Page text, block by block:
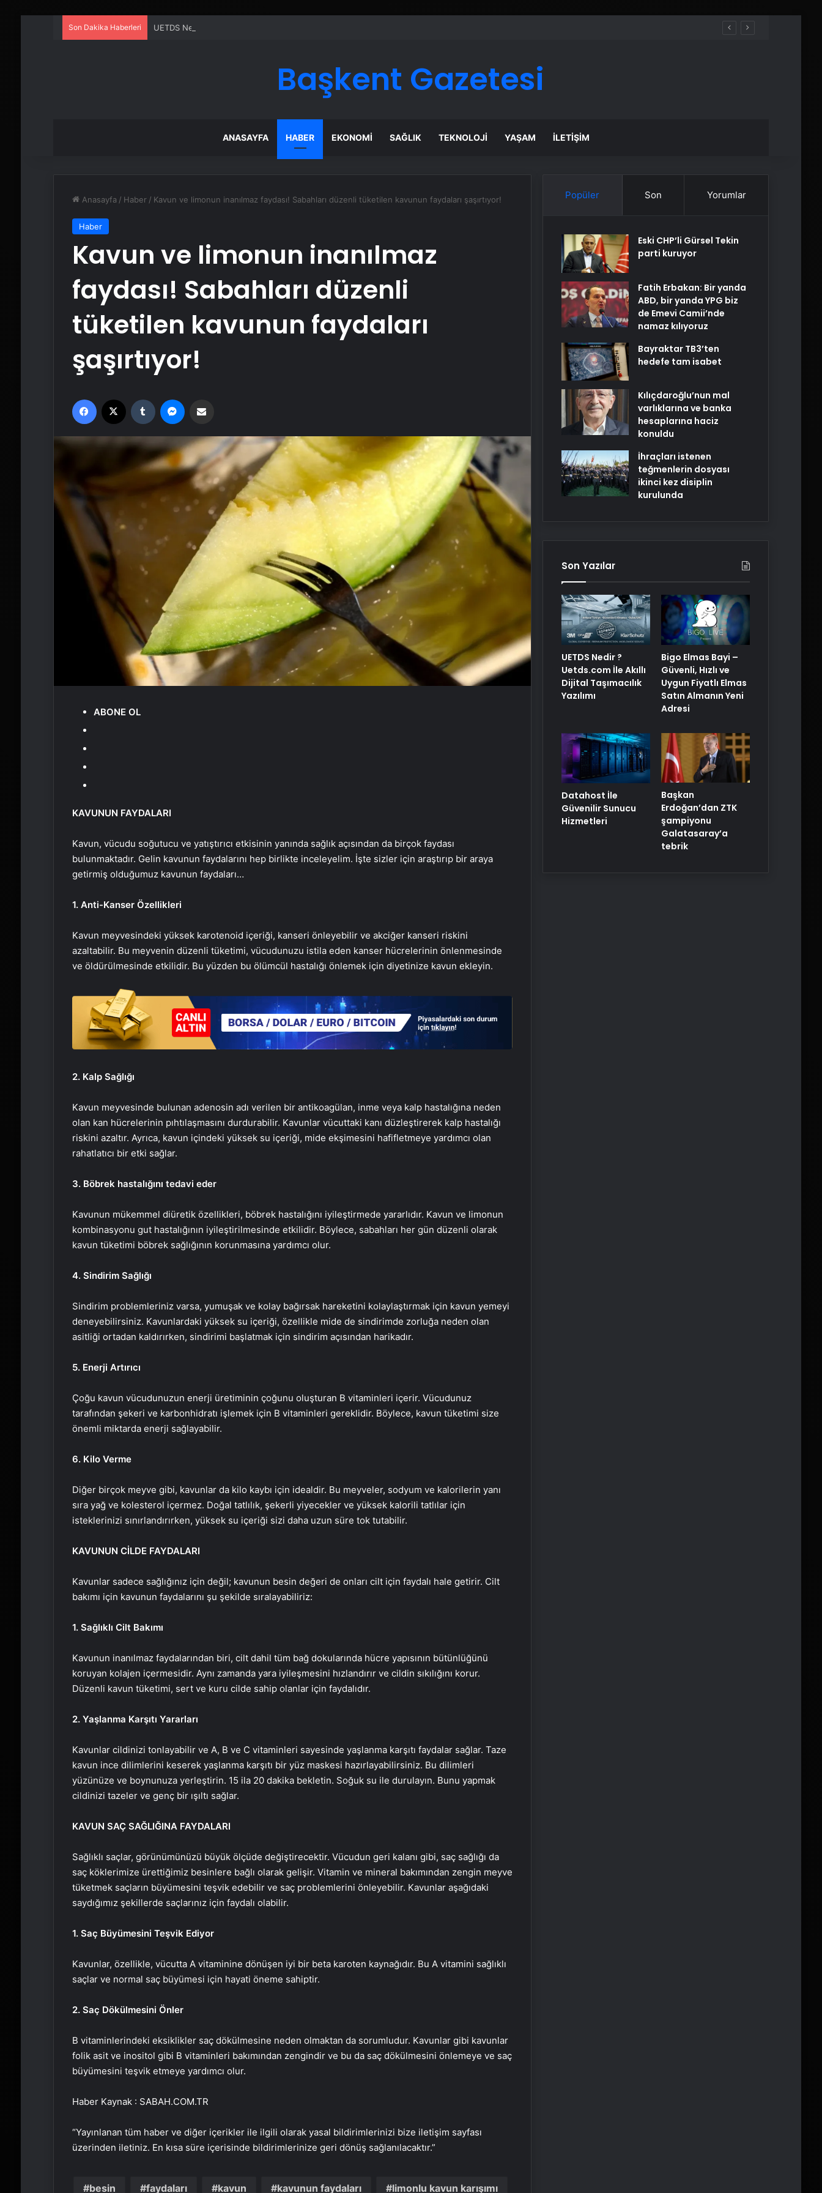
Son Dakika Haberleri UETDS Nedir ? Uetds.com İle Akıllı Dijital Taşımacılık Yazılımı
Başkent Gazetesi
ANASAYFA HABER EKONOMI SAĞLIK TEKNOLOJI YAŞAM İLETIŞIM
Anasayfa / Haber / Kavun ve limonun inanılmaz faydası! Sabahları düzenli tüketilen kavunun faydaları şaşırtıyor!
Haber
Kavun ve limonun inanılmaz
faydası! Sabahları düzenli
tüketilen kavunun faydaları
şaşırtıyor!
Facebook Tumblr
ABONE OL
KAVUNUN FAYDALARI
Kavun, vücudu soğutucu ve yatıştırıcı etkisinin yanında sağlık açısından da birçok faydası
bulunmaktadır. Gelin kavunun faydalarını hep birlikte inceleyelim. İşte sizler için araştırıp bir araya
getirmiş olduğumuz kavunun faydaları…
1. Anti-Kanser Özellikleri
Kavun meyvesindeki yüksek karotenoid içeriği, kanseri önleyebilir ve akciğer kanseri riskini
azaltabilir. Bu meyvenin düzenli tüketimi, vücudunuzu istila eden kanser hücrelerinin önlenmesinde
ve öldürülmesinde etkilidir. Bu yüzden bu ölümcül hastalığı önlemek için diyetinize kavun ekleyin.
2. Kalp Sağlığı
Kavun meyvesinde bulunan adenosin adı verilen bir antikoagülan, inme veya kalp hastalığına neden
olan kan hücrelerinin pıhtılaşmasını durdurabilir. Kavunlar vücuttaki kanı düzleştirerek kalp hastalığı
riskini azaltır. Ayrıca, kavun içindeki yüksek su içeriği, mide ekşimesini hafifletmeye yardımcı olan
rahatlatıcı bir etki sağlar.
3. Böbrek hastalığını tedavi eder
Kavunun mükemmel diüretik özellikleri, böbrek hastalığını iyileştirmede yararlıdır. Kavun ve limonun
kombinasyonu gut hastalığının iyileştirilmesinde etkilidir. Böylece, sabahları her gün düzenli olarak
kavun tüketimi böbrek sağlığının korunmasına yardımcı olur.
4. Sindirim Sağlığı
Sindirim problemleriniz varsa, yumuşak ve kolay bağırsak hareketini kolaylaştırmak için kavun yemeyi
deneyebilirsiniz. Kavunlardaki yüksek su içeriği, özellikle mide de sindirimde zorluğa neden olan
asitliği ortadan kaldırırken, sindirimi başlatmak için sindirim açısından harikadır.
5. Enerji Artırıcı
Çoğu kavun vücudunuzun enerji üretiminin çoğunu oluşturan B vitaminleri içerir. Vücudunuz
tarafından şekeri ve karbonhidratı işlemek için B vitaminleri gereklidir. Böylece, kavun tüketimi size
önemli miktarda enerji sağlayabilir.
6. Kilo Verme
Diğer birçok meyve gibi, kavunlar da kilo kaybı için idealdir. Bu meyveler, sodyum ve kalorilerin yanı
sıra yağ ve kolesterol içermez. Doğal tatlılık, şekerli yiyecekler ve yüksek kalorili tatlılar için
isteklerinizi sınırlandırırken, yüksek su içeriği sizi daha uzun süre tok tutabilir.
KAVUNUN CİLDE FAYDALARI
Kavunlar sadece sağlığınız için değil; kavunun besin değeri de onları cilt için faydalı hale getirir. Cilt
bakımı için kavunun faydalarını şu şekilde sıralayabiliriz:
1. Sağlıklı Cilt Bakımı
Kavunun inanılmaz faydalarından biri, cilt dahil tüm bağ dokularında hücre yapısının bütünlüğünü
koruyan kolajen içermesidir. Aynı zamanda yara iyileşmesini hızlandırır ve cildin sıkılığını korur.
Düzenli kavun tüketimi, sert ve kuru cilde sahip olanlar için faydalıdır.
2. Yaşlanma Karşıtı Yararları
Kavunlar cildinizi tonlayabilir ve A, B ve C vitaminleri sayesinde yaşlanma karşıtı faydalar sağlar. Taze
kavun ince dilimlerini keserek yaşlanma karşıtı bir yüz maskesi hazırlayabilirsiniz. Bu dilimleri
yüzünüze ve boynunuza yerleştirin. 15 ila 20 dakika bekletin. Soğuk su ile durulayın. Bunu yapmak
cildinizi tazeler ve genç bir ışıltı sağlar.
KAVUN SAÇ SAĞLIĞINA FAYDALARI
Sağlıklı saçlar, görünümünüzü büyük ölçüde değiştirecektir. Vücudun geri kalanı gibi, saç sağlığı da
saç köklerimize ürettiğimiz besinlere bağlı olarak gelişir. Vitamin ve mineral bakımından zengin meyve
tüketmek saçların büyümesini teşvik edebilir ve saç problemlerini önleyebilir. Kavunlar aşağıdaki
saydığımız şekillerde saçlarınız için faydalı olabilir.
1. Saç Büyümesini Teşvik Ediyor
Kavunlar, özellikle, vücutta A vitaminine dönüşen iyi bir beta karoten kaynağıdır. Bu A vitamini sağlıklı
saçlar ve normal saç büyümesi için hayati öneme sahiptir.
2. Saç Dökülmesini Önler
B vitaminlerindeki eksiklikler saç dökülmesine neden olmaktan da sorumludur. Kavunlar gibi kavunlar
folik asit ve inositol gibi B vitaminleri bakımından zengindir ve bu da saç dökülmesini önlemeye ve saç
büyümesini teşvik etmeye yardımcı olur.
Haber Kaynak : SABAH.COM.TR
“Yayınlanan tüm haber ve diğer içerikler ile ilgili olarak yasal bildirimlerinizi bize iletişim sayfası
üzerinden iletiniz. En kısa süre içerisinde bildirimlerinize geri dönüş sağlanılacaktır.”
besin faydaları kavun kavunun faydaları limonlu kavun karışımı
yanabilir…
Dişleri beyazlatan en etkili 5 doğal
yöntem
Popüler Son Yorumlar
Eski CHP’li Gürsel Tekin
parti kuruyor
Fatih Erbakan: Bir yanda
ABD, bir yanda YPG biz
de Emevi Camii’nde
namaz kılıyoruz
Bayraktar TB3’ten
hedefe tam isabet
Kılıçdaroğlu’nun mal
varlıklarına ve banka
hesaplarına haciz
konuldu
İhraçları istenen
teğmenlerin dosyası
ikinci kez disiplin
kurulunda
Son Yazılar
UETDS Nedir ?
Uetds.com İle Akıllı
Dijital Taşımacılık
Yazılımı
Bigo Elmas Bayi –
Güvenli, Hızlı ve
Uygun Fiyatlı Elmas
Satın Almanın Yeni
Adresi
Datahost İle
Güvenilir Sunucu
Hizmetleri
Başkan
Erdoğan’dan ZTK
şampiyonu
Galatasaray’a
tebrik